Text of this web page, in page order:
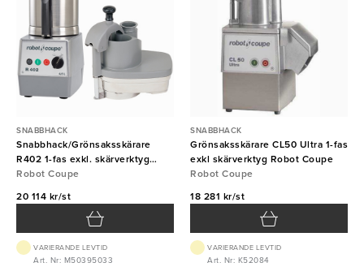
SNABBHACK
Snabbhack/Grönsaksskärare
R402 1-fas exkl. skärverktyg
Robot Coupe
Robot Coupe
20 114 kr/st
VARIERANDE LEVTID
Art. Nr: M50395033
SNABBHACK
Grönsaksskärare CL50 Ultra 1-fas
exkl skärverktyg Robot Coupe
Robot Coupe
18 281 kr/st
VARIERANDE LEVTID
Art. Nr: K52084